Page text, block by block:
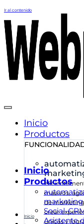
Ir al contenido
Inicio
Productos
masivos,
de
crear
únicas y
Inicio
Productos
marketing
Social-
Asistente
Inicio